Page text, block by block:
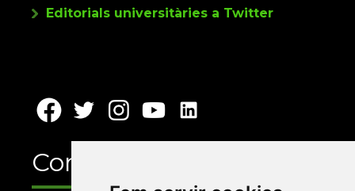
Editorials universitàries a Twitter
Contacte